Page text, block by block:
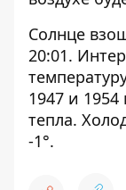
Солнце
20:01.
1947 и 1954
тепла.
-1°.